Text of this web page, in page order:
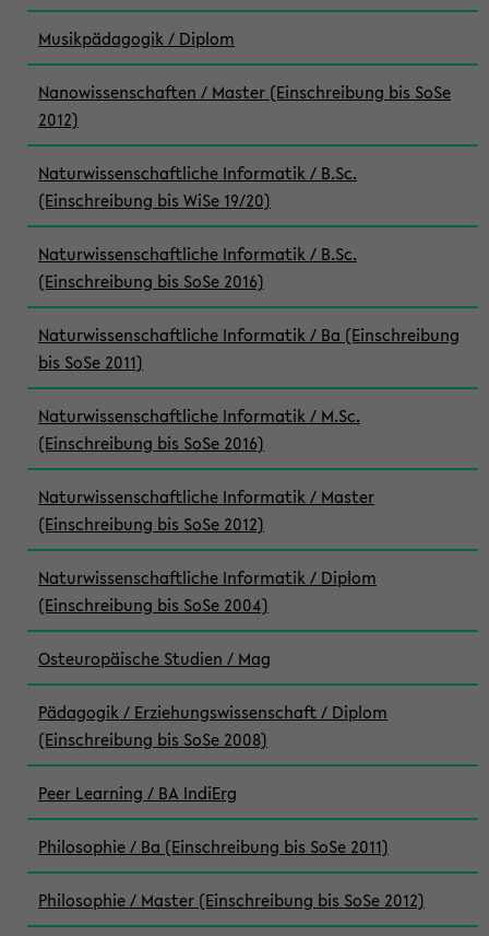
Musikpädagogik / Diplom
Nanowissenschaften / Master (Einschreibung bis SoSe
2012)
Naturwissenschaftliche Informatik / B.Sc.
(Einschreibung bis WiSe 19/20)
Naturwissenschaftliche Informatik / B.Sc.
(Einschreibung bis SoSe 2016)
Naturwissenschaftliche Informatik / Ba (Einschreibung
bis SoSe 2011)
Naturwissenschaftliche Informatik / M.Sc.
(Einschreibung bis SoSe 2016)
Naturwissenschaftliche Informatik / Master
(Einschreibung bis SoSe 2012)
Naturwissenschaftliche Informatik / Diplom
(Einschreibung bis SoSe 2004)
Osteuropäische Studien / Mag
Pädagogik / Erziehungswissenschaft / Diplom
(Einschreibung bis SoSe 2008)
Peer Learning / BA IndiErg
Philosophie / Ba (Einschreibung bis SoSe 2011)
Philosophie / Master (Einschreibung bis SoSe 2012)